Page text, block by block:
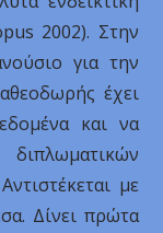
2002). Στην
για την
έχει
και να
με
Δίνει πρώτα